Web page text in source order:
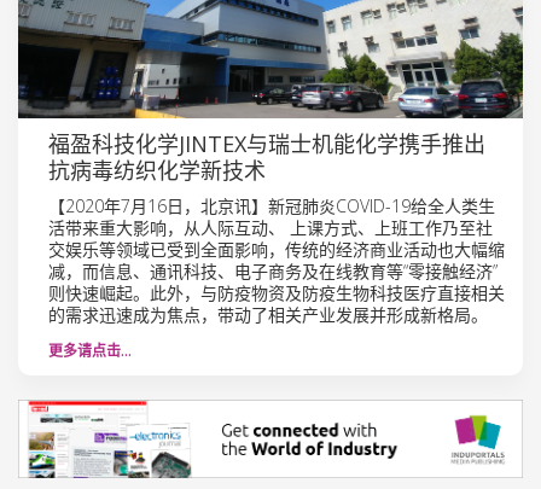
福盈科技化学JINTEX与瑞士机能化学携手推出
抗病毒纺织化学新技术
【2020年7月16日，北京讯】新冠肺炎COVID-19给全人类生
活带来重大影响，从人际互动、 上课方式、上班工作乃至社
交娱乐等领域已受到全面影响，传统的经济商业活动也大幅缩
减，而信息、通讯科技、电子商务及在线教育等“零接触经济”
则快速崛起。此外，与防疫物资及防疫生物科技医疗直接相关
的需求迅速成为焦点，带动了相关产业发展并形成新格局。
更多请点击…